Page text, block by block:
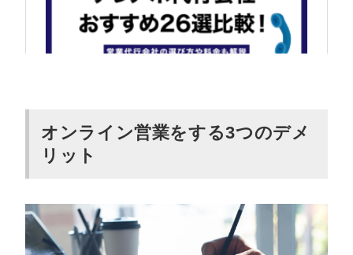
オンライン営業をする3つのデメ
リット